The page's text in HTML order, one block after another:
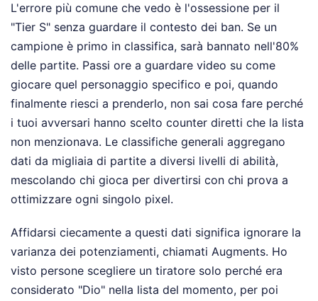
L'errore più comune che vedo è l'ossessione per il
"Tier S" senza guardare il contesto dei ban. Se un
campione è primo in classifica, sarà bannato nell'80%
delle partite. Passi ore a guardare video su come
giocare quel personaggio specifico e poi, quando
finalmente riesci a prenderlo, non sai cosa fare perché
i tuoi avversari hanno scelto counter diretti che la lista
non menzionava. Le classifiche generali aggregano
dati da migliaia di partite a diversi livelli di abilità,
mescolando chi gioca per divertirsi con chi prova a
ottimizzare ogni singolo pixel.
Affidarsi ciecamente a questi dati significa ignorare la
varianza dei potenziamenti, chiamati Augments. Ho
visto persone scegliere un tiratore solo perché era
considerato "Dio" nella lista del momento, per poi